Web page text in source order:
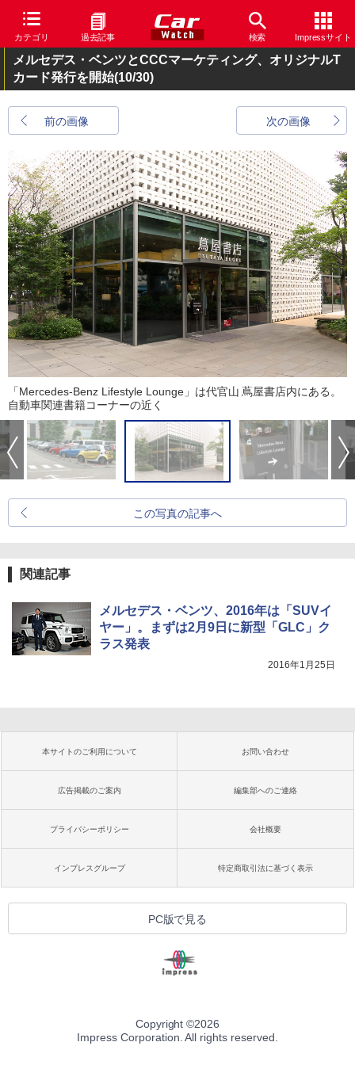
カテゴリ 過去記事 検索 Impressサイト
メルセデス・ベンツとCCCマーケティング、オリジナルT
カード発行を開始(10/30)
前の画像 次の画像
「Mercedes-Benz Lifestyle Lounge」は代官山 蔦屋書店内にある。
自動車関連書籍コーナーの近く
この写真の記事へ
関連記事
メルセデス・ベンツ、2016年は「SUVイ
ヤー」。まずは2月9日に新型「GLC」ク
ラス発表
2016年1月25日
本サイトのご利用について お問い合わせ
広告掲載のご案内 編集部へのご連絡
プライバシーポリシー 会社概要
インプレスグループ 特定商取引法に基づく表示
PC版で見る
Copyright ©2026
Impress Corporation. All rights reserved.